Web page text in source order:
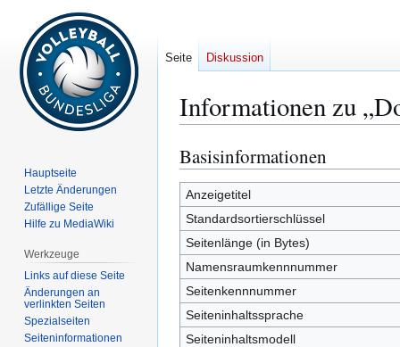
Informationen zu
Zur
Navigation
springen
Zur
Suche
springen
Basisinformationen
Anzeigetitel
Standardsortierschlüssel
Seitenlänge (in Bytes)
Namensraumkennnummer
Seitenkennnummer
Seiteninhaltssprache
Seiteninhaltsmodell
Seite Diskussion
Hauptseite
Letzte Änderungen
Zufällige Seite
Hilfe zu MediaWiki
Werkzeuge
Links auf diese Seite
Änderungen an
verlinkten Seiten
Spezialseiten
Seiten­­informationen